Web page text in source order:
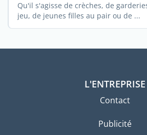
Qu'il s'agisse de crèches, de
jeu, de jeunes filles au pair ou de ...
L'ENTREPRISE
Contact
Publicité